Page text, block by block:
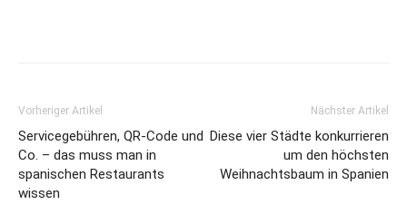
Vorheriger Artikel
Servicegebühren, QR-Code und
Co. – das muss man in
spanischen Restaurants
wissen
Nächster Artikel
Diese vier Städte konkurrieren
um den höchsten
Weihnachtsbaum in Spanien